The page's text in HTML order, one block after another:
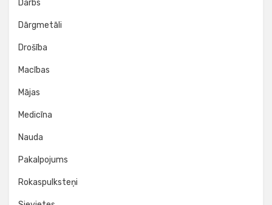
Darbs
Dārgmetāli
Drošība
Macības
Mājas
Medicīna
Nauda
Pakalpojums
Rokaspulksteņi